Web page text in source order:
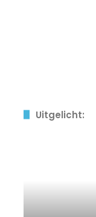
Uitgelicht: